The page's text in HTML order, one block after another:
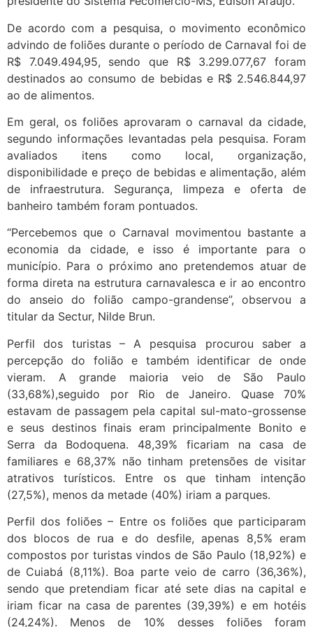
De acordo com a pesquisa, o movimento econômico
advindo de foliões durante o período de Carnaval foi de
R$ 7.049.494,95, sendo que R$ 3.299.077,67 foram
destinados ao consumo de bebidas e R$ 2.546.844,97
ao de alimentos.
Em geral, os foliões aprovaram o carnaval da cidade,
segundo informações levantadas pela pesquisa. Foram
avaliados itens como local, organização,
disponibilidade e preço de bebidas e alimentação, além
de infraestrutura. Segurança, limpeza e oferta de
banheiro também foram pontuados.
“Percebemos que o Carnaval movimentou bastante a
economia da cidade, e isso é importante para o
município. Para o próximo ano pretendemos atuar de
forma direta na estrutura carnavalesca e ir ao encontro
do anseio do folião campo-grandense”, observou a
titular da Sectur, Nilde Brun.
Perfil dos turistas – A pesquisa procurou saber a
percepção do folião e também identificar de onde
vieram. A grande maioria veio de São Paulo
(33,68%),seguido por Rio de Janeiro. Quase 70%
estavam de passagem pela capital sul-mato-grossense
e seus destinos finais eram principalmente Bonito e
Serra da Bodoquena. 48,39% ficariam na casa de
familiares e 68,37% não tinham pretensões de visitar
atrativos turísticos. Entre os que tinham intenção
(27,5%), menos da metade (40%) iriam a parques.
Perfil dos foliões – Entre os foliões que participaram
dos blocos de rua e do desfile, apenas 8,5% eram
compostos por turistas vindos de São Paulo (18,92%) e
de Cuiabá (8,11%). Boa parte veio de carro (36,36%),
sendo que pretendiam ficar até sete dias na capital e
iriam ficar na casa de parentes (39,39%) e em hotéis
(24,24%). Menos de 10% desses foliões foram